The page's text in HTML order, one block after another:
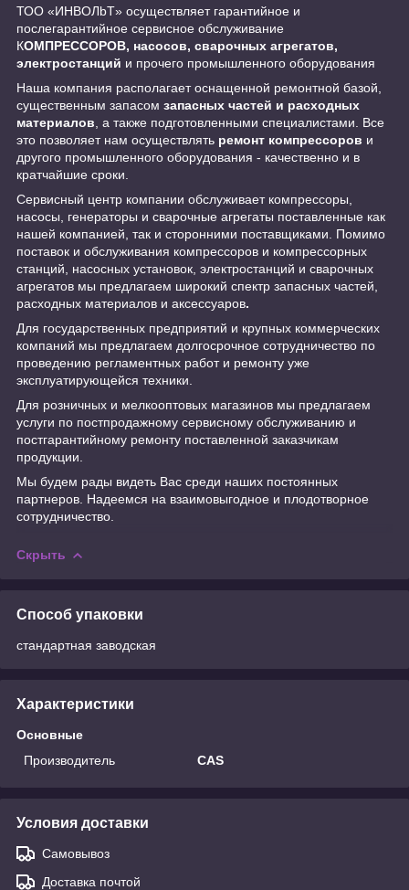
ТОО «ИНBOЛbT» осуществляет гарантийное и
послегарантийное сервисное обслуживание
КОМПРЕССОРОВ, насосов, сварочных агрегатов,
электростанций и прочего промышленного оборудования
Наша компания располагает оснащенной ремонтной базой,
существенным запасом запасных частей и расходных
материалов , а также подготовленными специалистами. Все
это позволяет нам осуществлять ремонт компрессоров и
другого промышленного оборудования - качественно и в
кратчайшие сроки.
Сервисный центр компании обслуживает компрессоры,
насосы, генераторы и сварочные агрегаты поставленные как
нашей компанией, так и сторонними поставщиками. Помимо
поставок и обслуживания компрессоров и компрессорных
станций, насосных установок, электростанций и сварочных
агрегатов мы предлагаем широкий спектр запасных частей,
расходных материалов и аксессуаров.
Для государственных предприятий и крупных коммерческих
компаний мы предлагаем долгосрочное сотрудничество по
проведению регламентных работ и ремонту уже
эксплуатирующейся техники.
Для розничных и мелкооптовых магазинов мы предлагаем
услуги по постпродажному сервисному обслуживанию и
постгарантийному ремонту поставленной заказчикам
продукции.
Мы будем рады видеть Вас среди наших постоянных
партнеров. Надеемся на взаимовыгодное и плодотворное
сотрудничество.
Скрыть
Способ упаковки
стандартная заводская
Характеристики
Основные
Производитель
CAS
Условия доставки
Самовывоз
Доставка почтой